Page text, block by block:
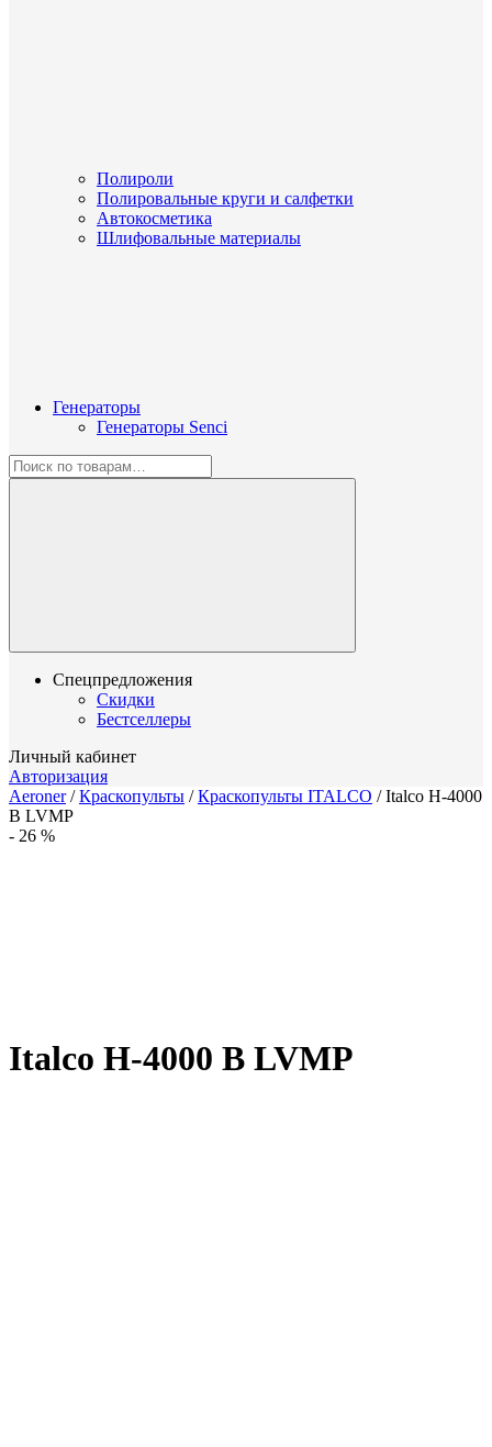
Полироли
Полировальные круги и салфетки
Автокосметика
Шлифовальные материалы
Генераторы
Генераторы Senci
Спецпредложения
Скидки
Бестселлеры
Личный кабинет
Авторизация
Aeroner/Краскопульты /Краскопульты ITALCO /Italco H-4000
B LVMP
- 26 %
Italco H-4000 B LVMP